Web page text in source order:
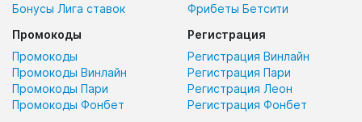
Бонусы Лига ставок
Фрибеты Бетсити
Промокоды
Промокоды
Промокоды Винлайн
Промокоды Пари
Промокоды Фонбет
Регистрация
Регистрация Винлайн
Регистрация Пари
Регистрация Леон
Регистрация Фонбет